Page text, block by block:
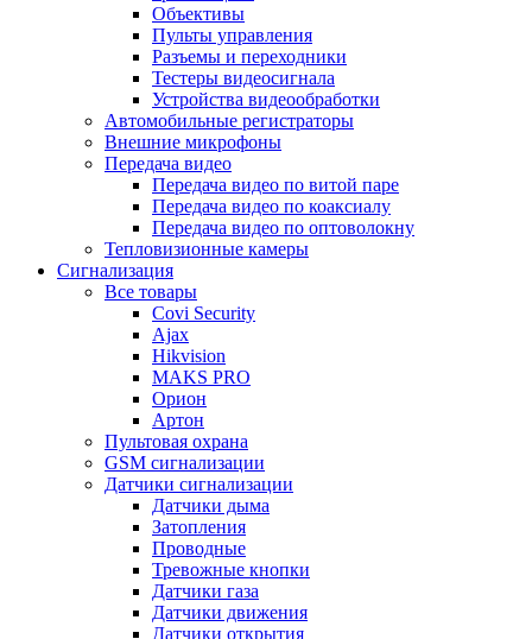
Объективы
Пульты управления
Разъемы и переходники
Тестеры видеосигнала
Устройства видеообработки
Автомобильные регистраторы
Внешние микрофоны
Передача видео
Передача видео по витой паре
Передача видео по коаксиалу
Передача видео по оптоволокну
Тепловизионные камеры
Сигнализация
Все товары
Covi Security
Ajax
Hikvision
MAKS PRO
Орион
Артон
Пультовая охрана
GSM сигнализации
Датчики сигнализации
Датчики дыма
Затопления
Проводные
Тревожные кнопки
Датчики газа
Датчики движения
Датчики открытия